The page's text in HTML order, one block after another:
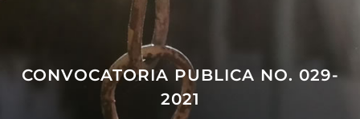
CONVOCATORIA PUBLICA NO. 029-
2021